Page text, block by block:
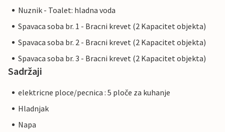
Nuznik - Toalet: hladna voda
Spavaca soba br. 1 - Bracni krevet (2 Kapacitet objekta)
Spavaca soba br. 2 - Bracni krevet (2 Kapacitet objekta)
Spavaca soba br. 3 - Bracni krevet (2 Kapacitet objekta)
Sadržaji
elektricne ploce/pecnica : 5 ploče za kuhanje
Hladnjak
Napa